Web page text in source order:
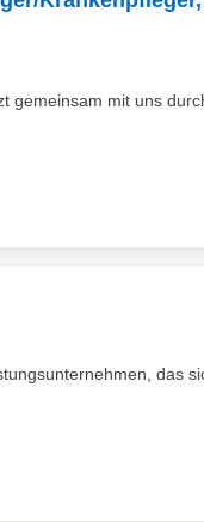
gemeinsam mit uns
das